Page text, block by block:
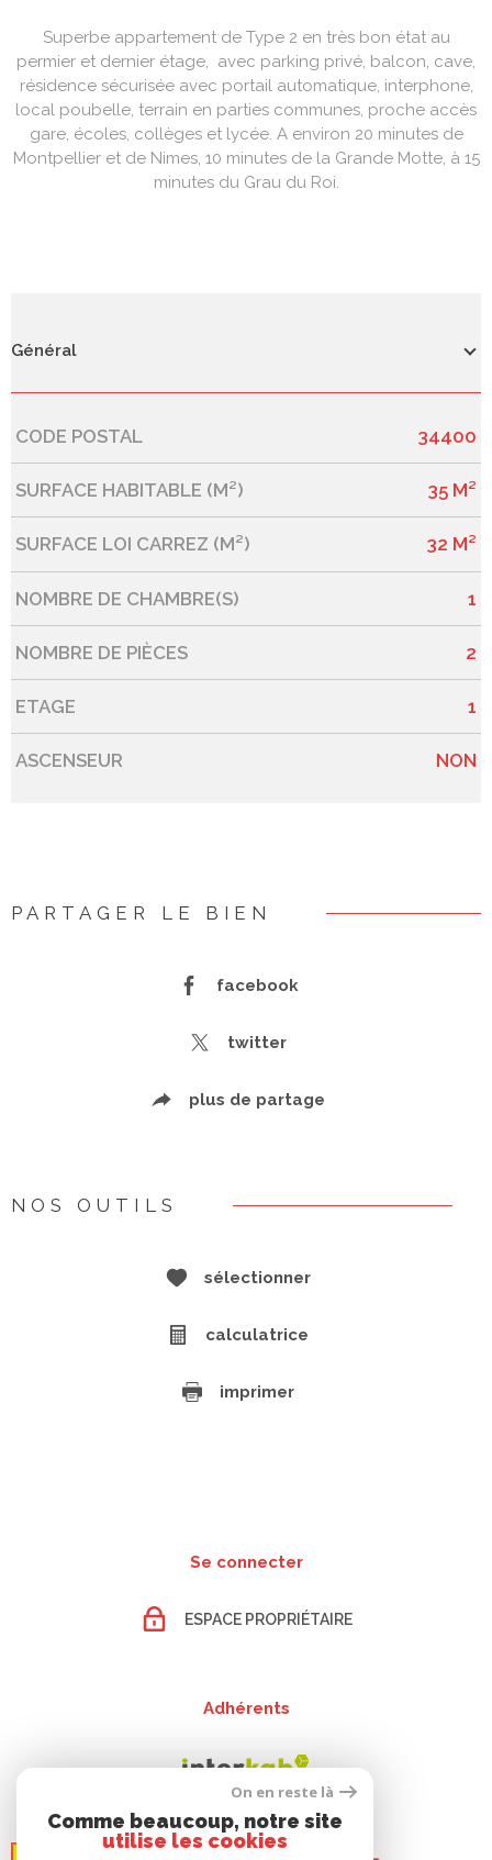
Superbe appartement de Type 2 en très bon état au
permier et dernier étage, avec parking privé, balcon, cave,
résidence sécurisée avec portail automatique, interphone,
local poubelle, terrain en parties communes, proche accès
gare, écoles, collèges et lycée. A environ 20 minutes de
Montpellier et de Nimes, 10 minutes de la Grande Motte, à 15
minutes du Grau du Roi.
Général
Caractérisque Valeurs
CODE POSTAL 34400
SURFACE HABITABLE (M²) 35 M²
SURFACE LOI CARREZ (M²) 32 M²
NOMBRE DE CHAMBRE(S) 1
NOMBRE DE PIÈCES 2
ETAGE 1
ASCENSEUR NON
PARTAGER LE BIEN
facebook
twitter
plus de partage
NOS OUTILS
sélectionner
calculatrice
imprimer
Se connecter
ESPACE PROPRIÉTAIRE
Adhérents
On en reste là
Comme beaucoup, notre site
utilise les cookies